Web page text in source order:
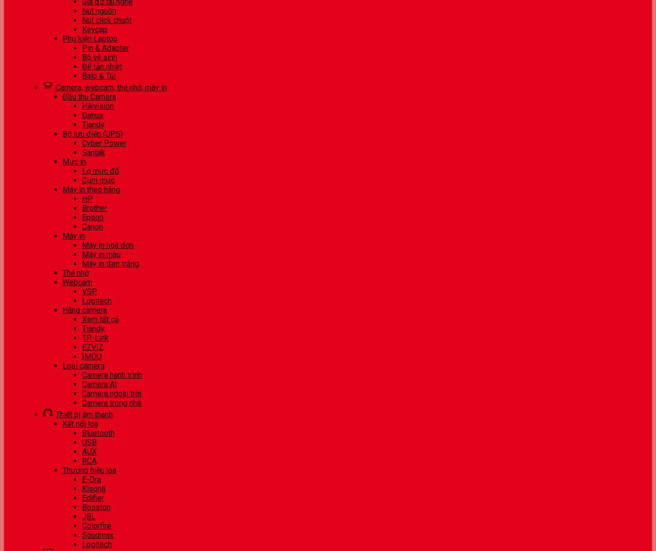
Nút nguồn
Nút click chuột
Keycap
Phụ kiện Laptop
Pin & Adapter
Bộ vệ sinh
Đế tản nhiệt
Balo & Túi
Camera, webcam, thẻ nhớ, máy in
Đầu thu Camera
Hikvision
Dahua
Tiandy
Bộ lưu điện (UPS)
Cyber Power
Santak
Mực in
Lọ mực đổ
Cụm mực
Máy in theo hãng
HP
Brother
Epson
Canon
Máy in
Máy in hoá đơn
Máy in màu
Máy in đen trắng
Thẻ nhớ
Webcam
VSP
Logitech
Hãng camera
Xem tất cả
Tiandy
TP-Link
EZVIZ
IMOU
Loại camera
Camera hành trình
Camera AI
Camera ngoài trời
Camera trong nhà
Thiết bị âm thanh
Kết nối loa
Bluetooth
USB
AUX
RCA
Thương hiệu loa
E-Dra
Kisonli
Edifier
Bosston
JBL
Colorfire
Soudmax
Logitech